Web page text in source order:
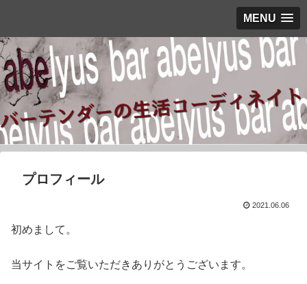
MENU
プロフィール
2021.06.06
初めまして。
当サイトをご覧いただきありがとうございます。